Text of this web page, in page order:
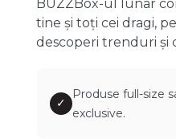
BUZZBox-ul lunar
tine și toți cei dragi,
descoperi trenduri și
✓
Produse full-size
exclusive.